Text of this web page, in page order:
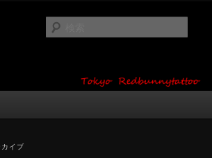
ースタジオ 吉祥寺 Red
タトゥーデザイン・タ
像の紹介（和彫り・ワンポイント・girl tattoo）
イブ